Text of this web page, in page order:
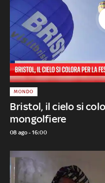
Bristol, il cielo si
mongolfiere
MONDO
08 ago - 16:00